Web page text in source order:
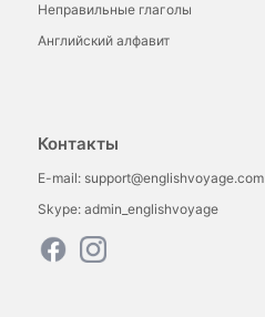
Неправильные глаголы
Английский алфавит
Контакты
E-mail: support@englishvoyage.com
Skype: admin_englishvoyage